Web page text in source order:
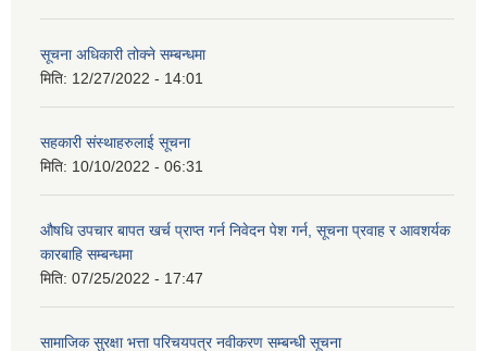
सूचना अधिकारी तोक्ने सम्बन्धमा
मिति: 12/27/2022 - 14:01
सहकारी संस्थाहरुलाई सूचना
मिति: 10/10/2022 - 06:31
औषधि उपचार बापत खर्च प्राप्त गर्न निवेदन पेश गर्न, सूचना प्रवाह र आवशर्यक
कारबाहि सम्बन्धमा
मिति: 07/25/2022 - 17:47
सामाजिक सुरक्षा भत्ता परिचयपत्र नवीकरण सम्बन्धी सूचना